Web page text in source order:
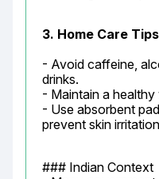
3. Home Care
- Avoid caffeine,
drinks.
- Maintain a healthy
- Use absorbent
prevent skin
### Indian Context